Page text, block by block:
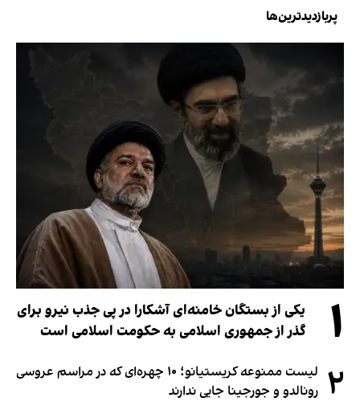
پربازدیدترین‌ها
۱
یکی از بستگان خامنه‌ای آشکارا در پی جذب نیرو برای
گذر از جمهوری اسلامی به حکومت اسلامی است
۲
لیست ممنوعه کریستیانو؛ ۱۰ چهره‌ای که در مراسم عروسی
رونالدو و جورجینا جایی ندارند